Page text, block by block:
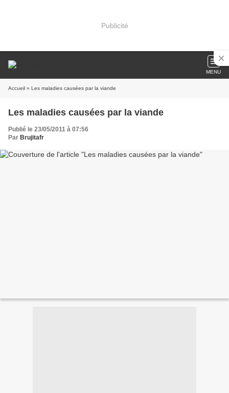
Publicité
MENU
Accueil » Les maladies causées par la viande
Les maladies causées par la viande
Publié le 23/05/2011 à 07:56
Par Brujitafr